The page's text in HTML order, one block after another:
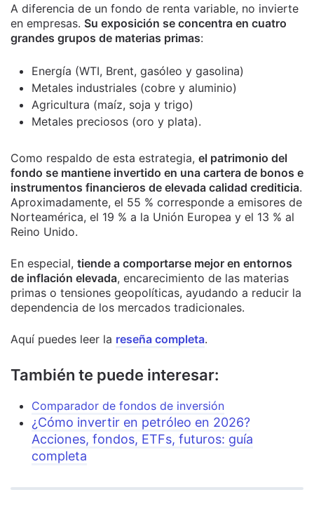
A diferencia de un fondo de renta variable, no invierte
en empresas. Su exposición se concentra en cuatro
grandes grupos de materias primas:
Energía (WTI, Brent, gasóleo y gasolina)
Metales industriales (cobre y aluminio)
Agricultura (maíz, soja y trigo)
Metales preciosos (oro y plata).
Como respaldo de esta estrategia, el patrimonio del
fondo se mantiene invertido en una cartera de bonos e
instrumentos financieros de elevada calidad crediticia.
Aproximadamente, el 55 % corresponde a emisores de
Norteamérica, el 19 % a la Unión Europea y el 13 % al
Reino Unido.
En especial, tiende a comportarse mejor en entornos
de inflación elevada, encarecimiento de las materias
primas o tensiones geopolíticas, ayudando a reducir la
dependencia de los mercados tradicionales.
Aquí puedes leer la reseña completa.
También te puede interesar:
Comparador de fondos de inversión
¿Cómo invertir en petróleo en 2026?
Acciones, fondos, ETFs, futuros: guía
completa